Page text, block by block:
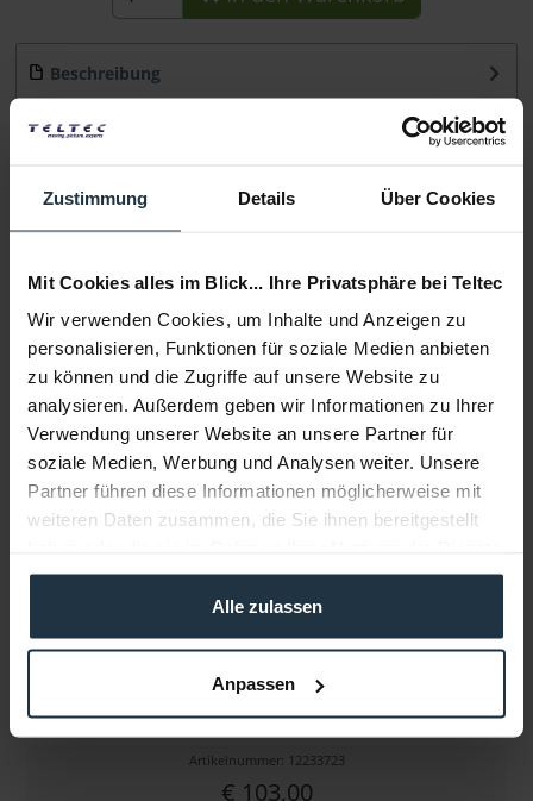
Zustimmung Details Über Cookies
Mit Cookies alles im Blick... Ihre Privatsphäre bei Teltec
Wir verwenden Cookies, um Inhalte und Anzeigen zu
personalisieren, Funktionen für soziale Medien anbieten
zu können und die Zugriffe auf unsere Website zu
analysieren. Außerdem geben wir Informationen zu Ihrer
Verwendung unserer Website an unsere Partner für
soziale Medien, Werbung und Analysen weiter. Unsere
Partner führen diese Informationen möglicherweise mit
weiteren Daten zusammen, die Sie ihnen bereitgestellt
gesammelt haben.
Alle zulassen
Anpassen
Beschreibung
Infos zu Hersteller & Produktsicherheit
Folgende Infos zum Hersteller sind verfübar...... mehr
Weitere Artikel von NOVUS ansehen
NOVUS 963+0119+000 TSS-Tragschlitten
Artikelnummer: 12233723
€ 103,00